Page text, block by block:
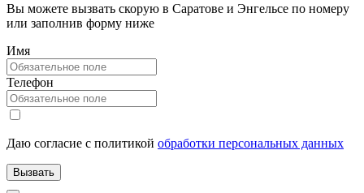
Вы можете вызвать скорую в Саратове и Энгельсе по номеру
или заполнив форму ниже
Имя
Телефон
Даю согласие с политикой обработки персональных данных